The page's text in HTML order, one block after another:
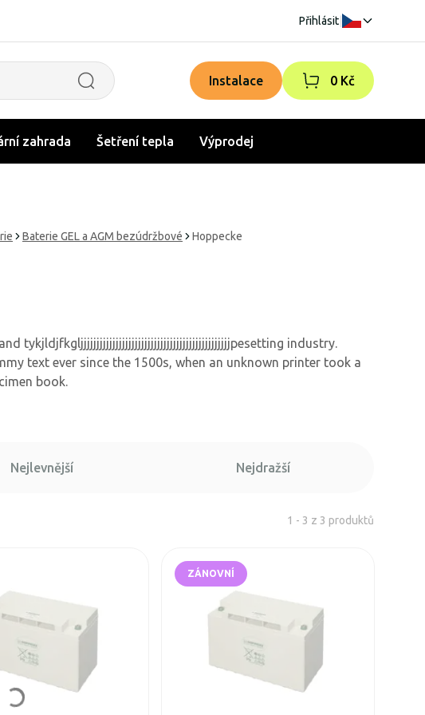
Přihlásit
Instalace 0 Kč
zahrada Šetření tepla Výprodej
Baterie GEL a AGM bezúdržbové Hoppecke
tykjldjfkgljjjjjjjjjjjjjjjjjjjjjjjjjjjjjjjjjjjjjjjjjjjjjjjpesetting industry.
text ever since the 1500s, when an unknown printer took a
book.
Nejlevnější Nejdražší
1 - 3 z 3 produktů
ZÁNOVNÍ